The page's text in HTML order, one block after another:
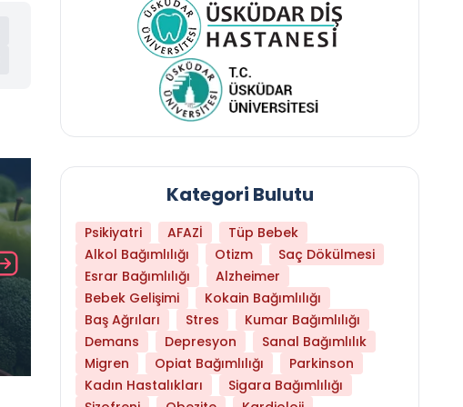
Daha Az Protein Tüketmek Yaşlanmayı
Kategori Bulutu
Psikiyatri AFAZİ
Tüp Bebek
Alkol Bağımlılığı
Otizm
Saç Dökülmesi
Esrar Bağımlılığı
Alzheimer
Bebek Gelişimi
Kokain Bağımlılığı
Baş Ağrıları
Stres
Kumar Bağımlılığı
Demans
Depresyon
Sanal Bağımlılık
Migren
Opiat Bağımlılığı
Parkinson
Kadın Hastalıkları
Sigara Bağımlılığı